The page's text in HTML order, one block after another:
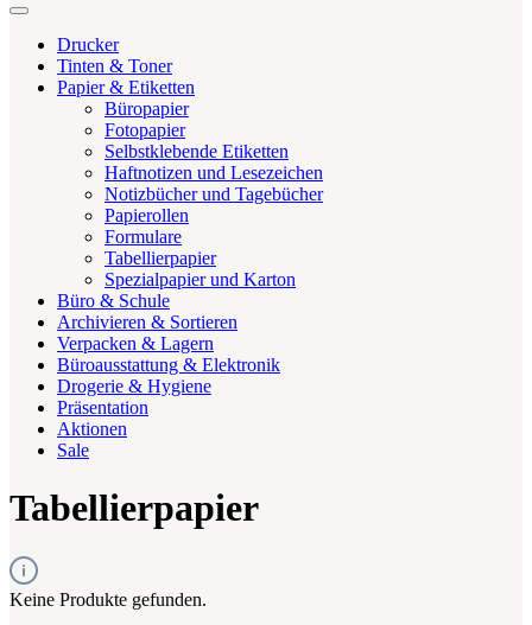
Drucker
Tinten & Toner
Papier & Etiketten
Büropapier
Fotopapier
Selbstklebende Etiketten
Haftnotizen und Lesezeichen
Notizbücher und Tagebücher
Papierollen
Formulare
Tabellierpapier
Spezialpapier und Karton
Büro & Schule
Archivieren & Sortieren
Verpacken & Lagern
Büroausstattung & Elektronik
Drogerie & Hygiene
Präsentation
Aktionen
Sale
Tabellierpapier
Keine Produkte gefunden.